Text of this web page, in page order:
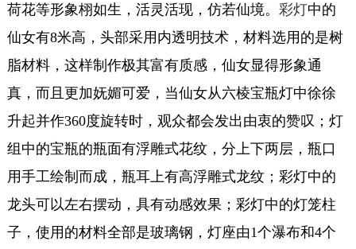
荷花等形象栩如生，活灵活现，仿若仙境。 彩灯中的
仙女有8米高，头部采用内透明技术，材料选用的是树
脂材料，这样制作极其富有质感，仙女显得形象通
真，而且更加妩媚可爱，当仙女从六棱宝瓶灯中徐徐
升起并作360度旋转时，观众都会发出由衷的赞叹；灯
组中的宝瓶的瓶面有浮雕式花纹，分上下两层，瓶口
用手工绘制而成，瓶耳上有高浮雕式龙纹；彩灯中的
龙头可以左右摆动，具有动感效果；彩灯中的灯笼柱
子，使用的材料全部是玻璃钢，灯座由1个瀑布和4个